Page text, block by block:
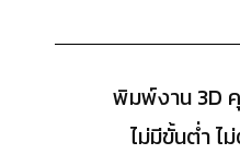
พิมพ์งาน 3D
ไม่มีขั้นต่ำ ไ